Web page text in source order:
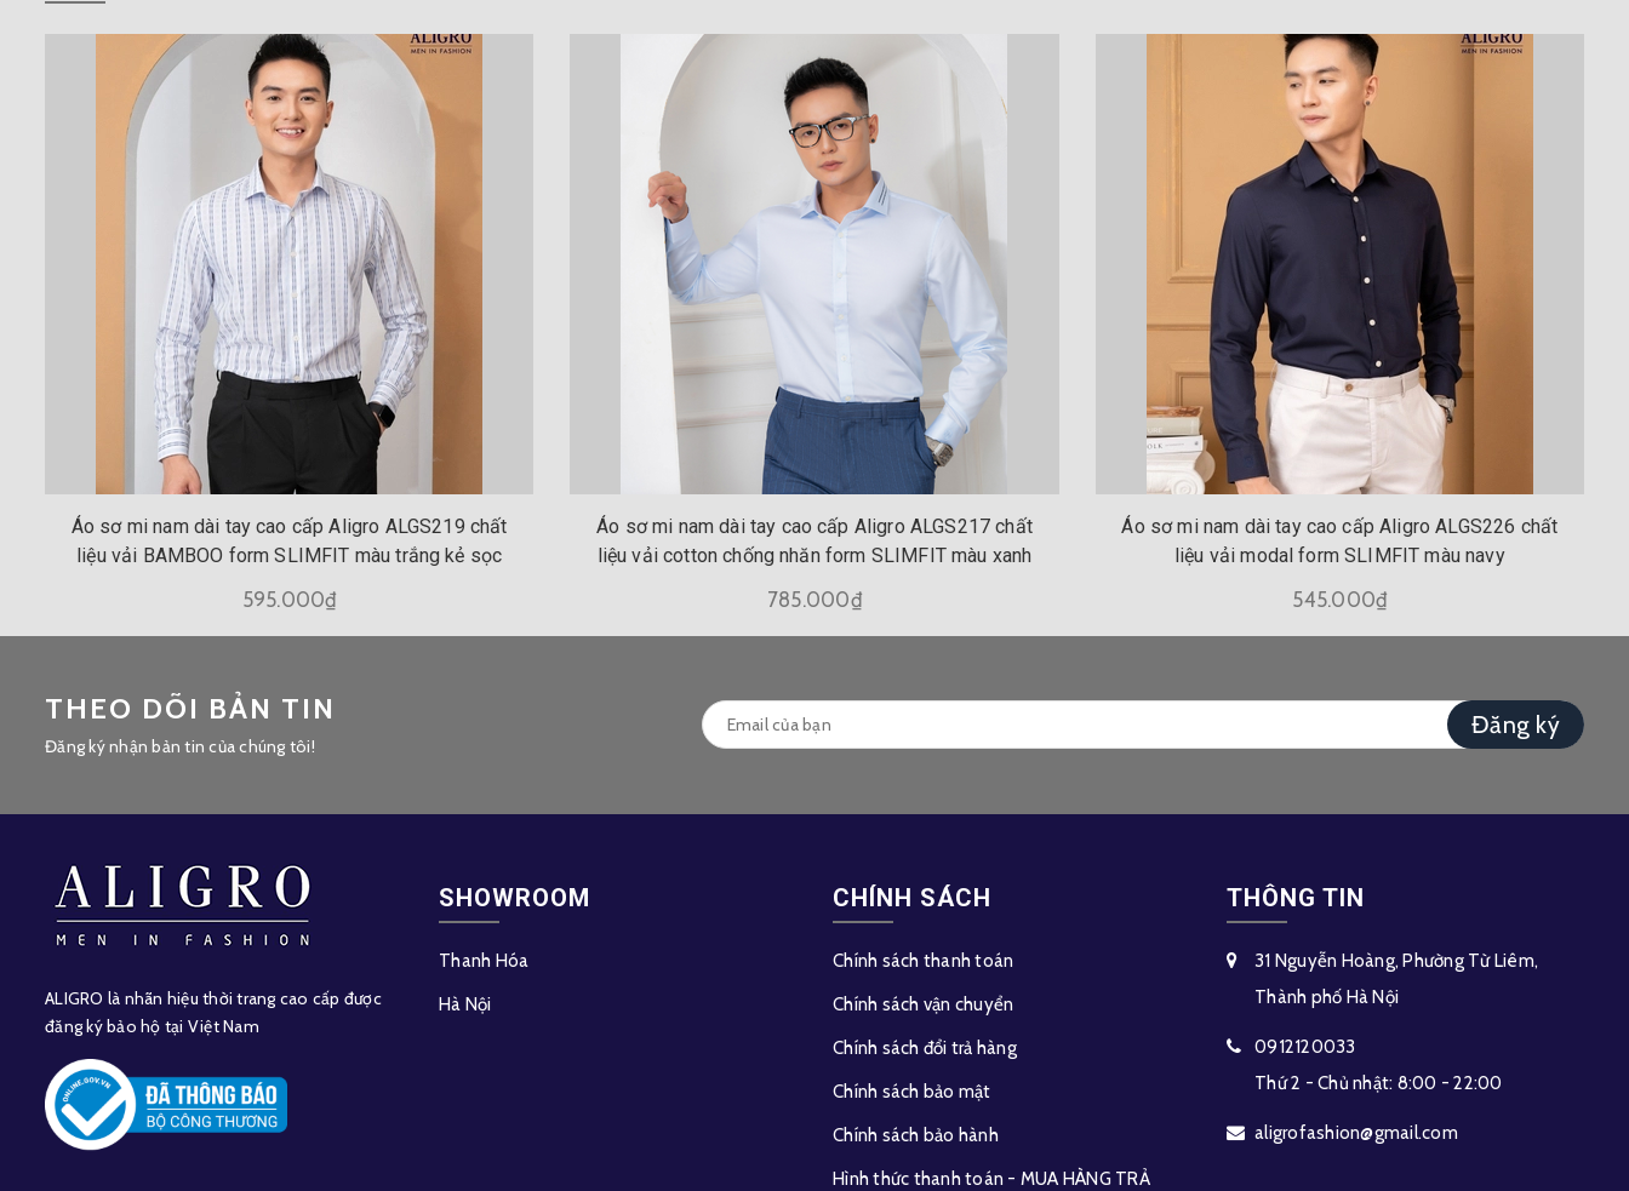
Áo sơ mi nam dài tay cao cấp Aligro ALGS219 chất
liệu vải BAMBOO form SLIMFIT màu trắng kẻ sọc
595.000₫
Áo sơ mi nam dài tay cao cấp Aligro ALGS217 chất
liệu vải cotton chống nhăn form SLIMFIT màu xanh
785.000₫
Áo sơ mi nam dài tay cao cấp Aligro ALGS226 chất
liệu vải modal form SLIMFIT màu navy
545.000₫
THEO DÕI BẢN TIN
Đăng ký nhận bản tin của chúng tôi!
Đăng ký
ALIGRO là nhãn hiệu thời trang cao cấp được
đăng ký bảo hộ tại Việt Nam
SHOWROOM
Thanh Hóa
Hà Nội
CHÍNH SÁCH
Chính sách thanh toán
Chính sách vận chuyển
Chính sách đổi trả hàng
Chính sách bảo mật
Chính sách bảo hành
Hình thức thanh toán - MUA HÀNG TRẢ
THÔNG TIN
31 Nguyễn Hoàng, Phường Từ Liêm,
Thành phố Hà Nội
0912120033
Thứ 2 - Chủ nhật: 8:00 - 22:00
aligrofashion@gmail.com